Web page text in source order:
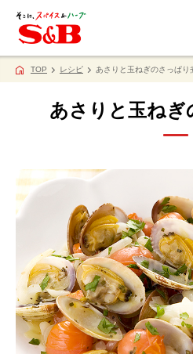
TOP レシピ あさりと玉ねぎのさっぱり
あさりと玉ねぎ